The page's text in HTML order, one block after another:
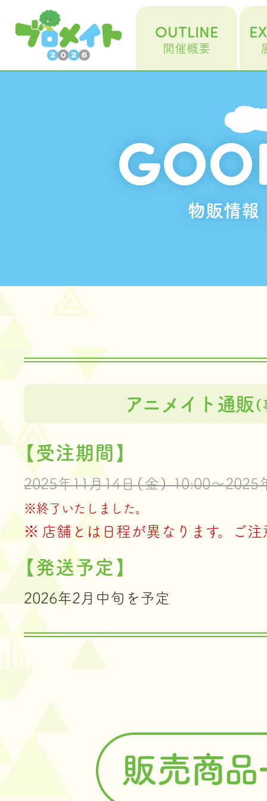
OUTLINE
開催概要
物販情報
アニメイト通販
【受注期間】
2025年11月14日（金） 10:00～2025
※終了いたしました。
店舗とは日程が異なります。ご
【発送予定】
2026年2月中旬を予定